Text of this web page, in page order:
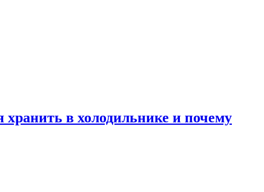
в холодильнике и почему